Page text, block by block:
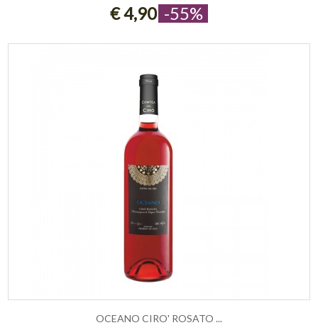
€ 4,90 -55%
OCEANO CIRO' ROSATO ...